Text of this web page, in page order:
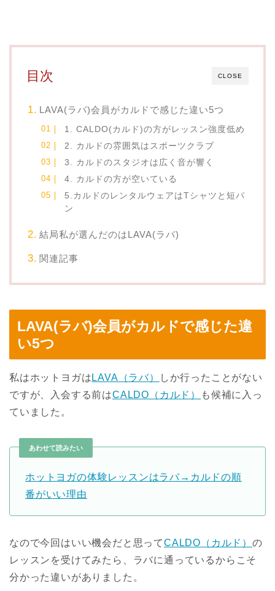
CLOSE
目次
LAVA(ラバ)会員がカルドで感じた違い5つ
1. CALDO(カルド)の方がレッスン強度低め
2. カルドの雰囲気はスポーツクラブ
3. カルドのスタジオは広く音が響く
4. カルドの方が空いている
5.カルドのレンタルウェアはTシャツと短パ
ン
結局私が選んだのはLAVA(ラバ)
関連記事
LAVA(ラバ)会員がカルドで感じた違
い5つ
私はホットヨガは LAVA（ラバ）
しか行ったことがない
ですが、入会する前はCALDO（カルド）
も候補に入っ
ていました。
あわせて読みたい
ホットヨガの体験レッスンはラバ→カルドの順
番がいい理由
なので今回はいい機会だと思ってCALDO（カルド） の
レッスンを受けてみたら、ラバに通っているからこそ
分かった違いがありました。